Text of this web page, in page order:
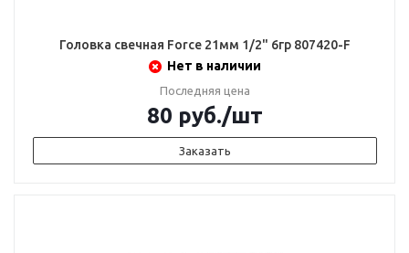
Головка свечная Force 21мм 1/2" 6гр 807420-F
Нет в наличии
Последняя цена
80 руб./шт
Заказать